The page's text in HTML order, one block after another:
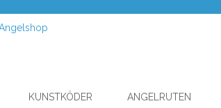
KUNSTKÖDER ANGELRUTEN